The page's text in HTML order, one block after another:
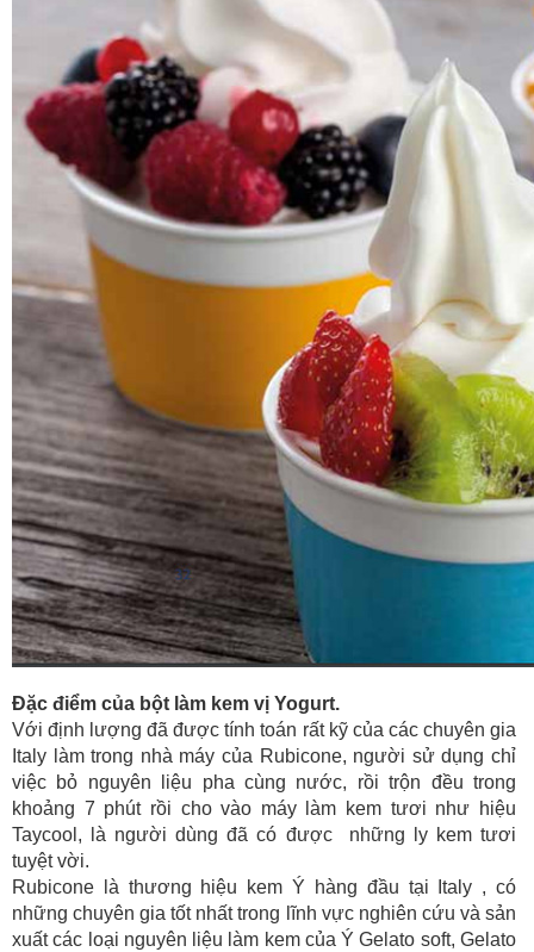
Đặc điểm của bột làm kem vị Yogurt.
Với định lượng đã được tính toán rất kỹ của các chuyên gia
Italy làm trong nhà máy của Rubicone, người sử dụng chỉ
việc bỏ nguyên liệu pha cùng nước, rồi trộn đều trong
khoảng 7 phút rồi cho vào máy làm kem tươi như hiệu
Taycool, là người dùng đã có được những ly kem tươi
tuyệt vời.
Rubicone là thương hiệu kem Ý hàng đầu tại Italy , có
những chuyên gia tốt nhất trong lĩnh vực nghiên cứu và sản
xuất các loại nguyên liệu làm kem của Ý Gelato soft, Gelato